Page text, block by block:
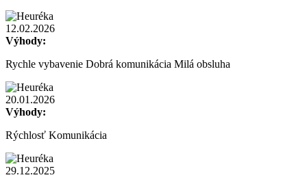
12.02.2026
Výhody:
Rychle vybavenie Dobrá komunikácia Milá obsluha
20.01.2026
Výhody:
Rýchlosť Komunikácia
29.12.2025